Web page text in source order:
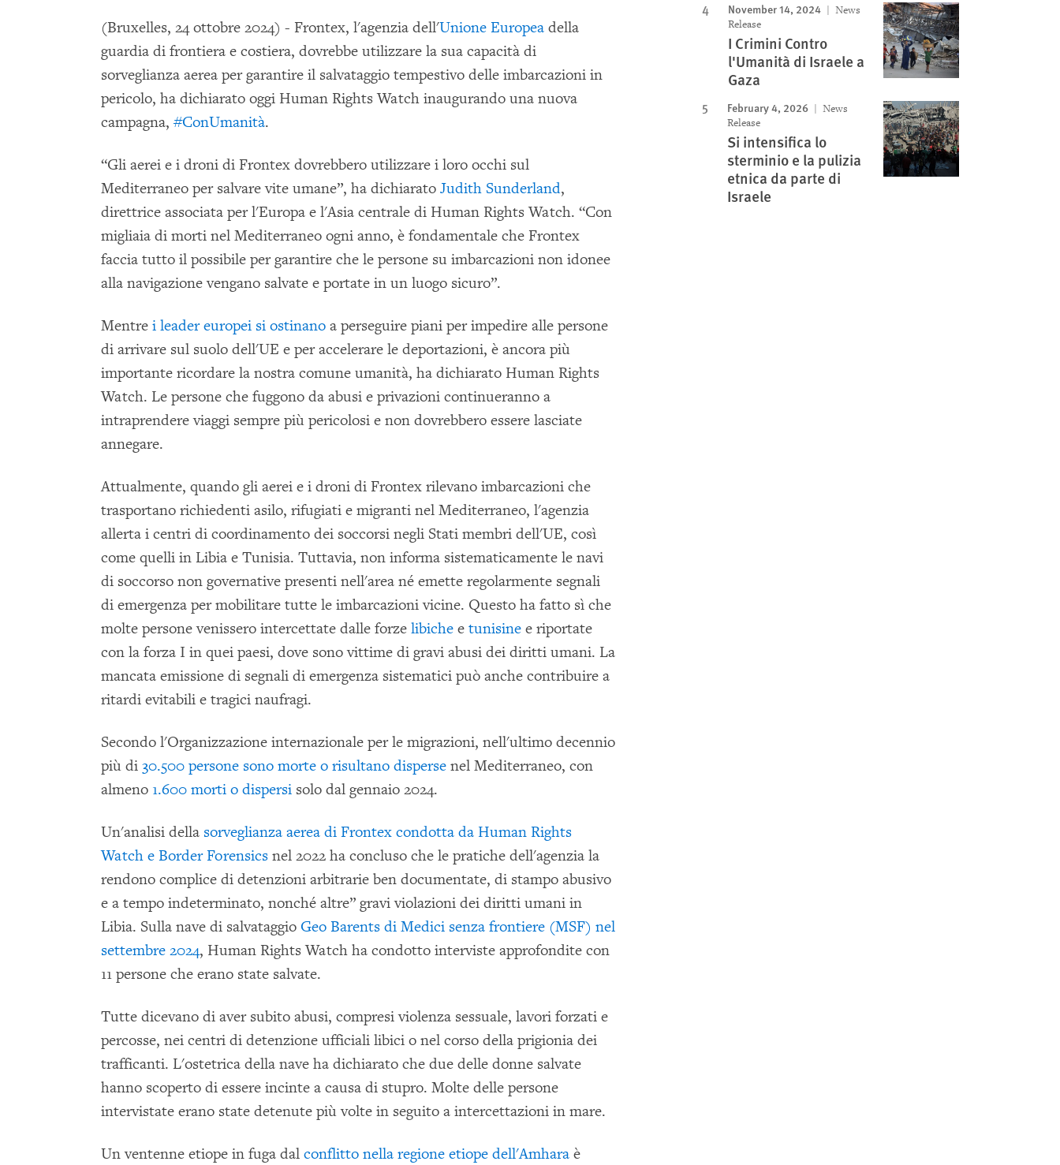
(Bruxelles, 24 ottobre 2024) - Frontex, l'agenzia dell'Unione Europea della
guardia di frontiera e costiera, dovrebbe utilizzare la sua capacità di
sorveglianza aerea per garantire il salvataggio tempestivo delle imbarcazioni in
pericolo, ha dichiarato oggi Human Rights Watch inaugurando una nuova
campagna, #ConUmanità.
“Gli aerei e i droni di Frontex dovrebbero utilizzare i loro occhi sul
Mediterraneo per salvare vite umane”, ha dichiarato Judith Sunderland,
direttrice associata per l'Europa e l'Asia centrale di Human Rights Watch. “Con
migliaia di morti nel Mediterraneo ogni anno, è fondamentale che Frontex
faccia tutto il possibile per garantire che le persone su imbarcazioni non idonee
alla navigazione vengano salvate e portate in un luogo sicuro”.
Mentre i leader europei si ostinano a perseguire piani per impedire alle persone
di arrivare sul suolo dell'UE e per accelerare le deportazioni, è ancora più
importante ricordare la nostra comune umanità, ha dichiarato Human Rights
Watch. Le persone che fuggono da abusi e privazioni continueranno a
intraprendere viaggi sempre più pericolosi e non dovrebbero essere lasciate
annegare.
Attualmente, quando gli aerei e i droni di Frontex rilevano imbarcazioni che
trasportano richiedenti asilo, rifugiati e migranti nel Mediterraneo, l'agenzia
allerta i centri di coordinamento dei soccorsi negli Stati membri dell'UE, così
come quelli in Libia e Tunisia. Tuttavia, non informa sistematicamente le navi
di soccorso non governative presenti nell'area né emette regolarmente segnali
di emergenza per mobilitare tutte le imbarcazioni vicine. Questo ha fatto sì che
molte persone venissero intercettate dalle forze libiche e tunisine e riportate
con la forza I in quei paesi, dove sono vittime di gravi abusi dei diritti umani. La
mancata emissione di segnali di emergenza sistematici può anche contribuire a
ritardi evitabili e tragici naufragi.
Secondo l'Organizzazione internazionale per le migrazioni, nell'ultimo decennio
più di 30.500 persone sono morte o risultano disperse nel Mediterraneo, con
almeno 1.600 morti o dispersi solo dal gennaio 2024.
Un'analisi della sorveglianza aerea di Frontex condotta da Human Rights
Watch e Border Forensics nel 2022 ha concluso che le pratiche dell'agenzia la
rendono complice di detenzioni arbitrarie ben documentate, di stampo abusivo
e a tempo indeterminato, nonché altre” gravi violazioni dei diritti umani in
Libia. Sulla nave di salvataggio Geo Barents di Medici senza frontiere (MSF) nel
settembre 2024, Human Rights Watch ha condotto interviste approfondite con
11 persone che erano state salvate.
Tutte dicevano di aver subito abusi, compresi violenza sessuale, lavori forzati e
percosse, nei centri di detenzione ufficiali libici o nel corso della prigionia dei
trafficanti. L'ostetrica della nave ha dichiarato che due delle donne salvate
hanno scoperto di essere incinte a causa di stupro. Molte delle persone
intervistate erano state detenute più volte in seguito a intercettazioni in mare.
Un ventenne etiope in fuga dal conflitto nella regione etiope dell'Amhara è
November 14, 2024
News
Release
I Crimini Contro
l'Umanità di Israele a
Gaza
February 4, 2026
News
Release
Si intensifica lo
sterminio e la pulizia
etnica da parte di
Israele